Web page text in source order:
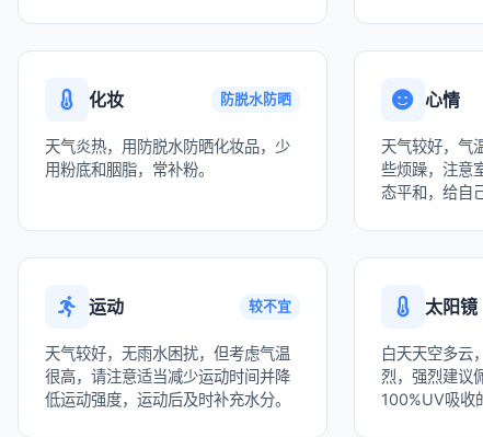
化妆 防脱水防晒
天气炎热，用防脱水防晒化妆品，少
用粉底和胭脂，常补粉。
心情
天气较好，气
些烦躁，注意
态平和，给自
运动 较不宜
天气较好，无雨水困扰，但考虑气温
很高，请注意适当减少运动时间并降
低运动强度，运动后及时补充水分。
太阳镜
白天天空多云
烈，强烈建议
100%UV吸收